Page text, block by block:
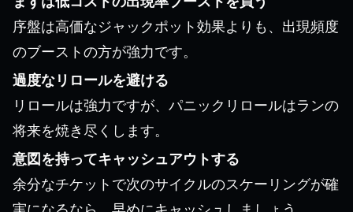
序盤は高価なジャックポット効果よりも、出現頻度
のブーストの方が強力です。
過度なリロールを避ける
リロールは強力ですが、パニックリロールはランの
将来を焼き尽くします。
意図を持ってキャッシュアウトする
余分なチケットで次のサイクルのスケーリングが確